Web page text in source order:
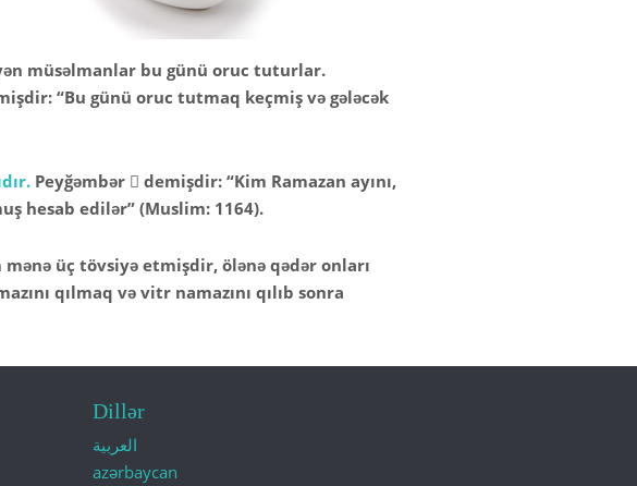
müsəlmanlar bu günü oruc tuturlar.
“Bu günü oruc tutmaq keçmiş və gələcək
Peyğəmbər  demişdir: “Kim Ramazan ayını,
hesab edilər” (Muslim: 1164).
üç tövsiyə etmişdir, ölənə qədər onları
qılmaq və vitr namazını qılıb sonra
Dillər
العربية
azərbaycan